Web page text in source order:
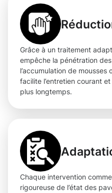
Grâce à un traitement
empêche la pénétration
l’accumulation de mousses
facilite l’entretien courant
plus longtemps.
Chaque intervention
rigoureuse de l’état des